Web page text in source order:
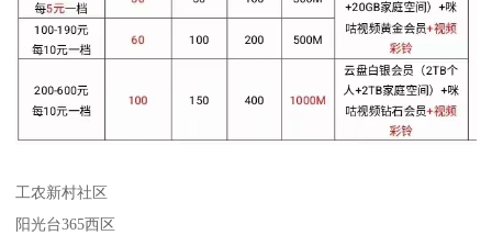
工农新村社区
阳光台365西区